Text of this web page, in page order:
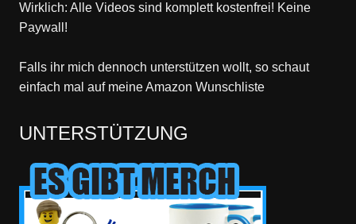
Wirklich: Alle Videos sind komplett kostenfrei! Keine
Paywall!
Falls ihr mich dennoch unterstützen wollt, so schaut
einfach mal auf meine Amazon Wunschliste
UNTERSTÜTZUNG